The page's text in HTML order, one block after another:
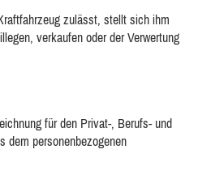
zulässt, stellt sich ihm
verkaufen oder der Verwertung
für den Privat-, Berufs- und
dem personenbezogenen